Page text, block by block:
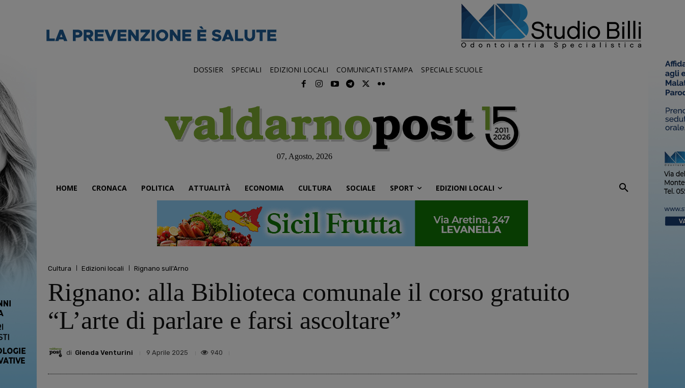
DOSSIER SPECIALI EDIZIONI LOCALI COMUNICATI STAMPA SPECIALE SCUOLE
07, Agosto, 2026
HOME CRONACA POLITICA ATTUALITÀ ECONOMIA CULTURA SOCIALE SPORT EDIZIONI LOCALI
Cultura Edizioni locali Rignano sull'Arno
Rignano: alla Biblioteca comunale il corso gratuito
“L’arte di parlare e farsi ascoltare”
di Glenda Venturini 9 Aprile 2025 940